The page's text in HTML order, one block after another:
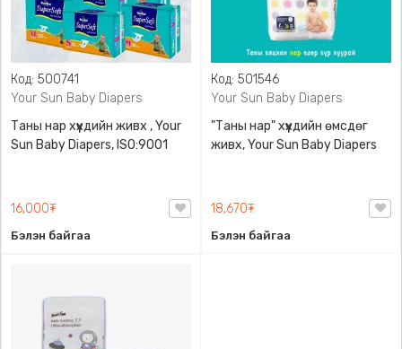
Код: 500741
Your Sun Baby Diapers
Таны нар хүүхдийн живх , Your
Sun Baby Diapers, ISO:9001
16,000₮
Бэлэн байгаа
Код: 501546
Your Sun Baby Diapers
"Таны нар" хүүхдийн өмсдөг
живх, Your Sun Baby Diapers
18,670₮
Бэлэн байгаа